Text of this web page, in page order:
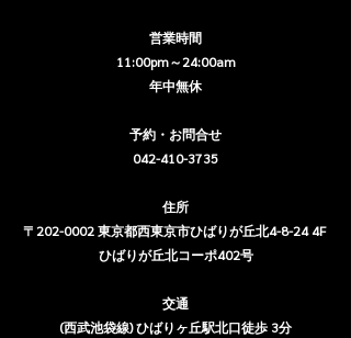
営業時間
11:00pm～24:00am
年中無休
予約・お問合せ
042-410-3735
住所
〒202-0002 東京都西東京市ひばりが丘北4-8-24 4F
ひばりが丘北コーポ402号
交通
(西武池袋線) ひばりヶ丘駅北口徒歩 3分